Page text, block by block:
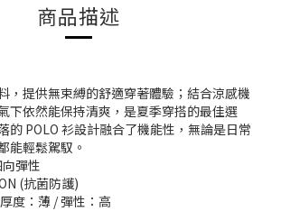
商品描述
，提供無束縛的舒適穿著體驗；結合涼感機
下依然能保持清爽，是夏季穿搭的最佳選
的 POLO 衫設計融合了機能性，無論是日常
能輕鬆駕馭。
彈性
(抗菌防護)
度：薄 / 彈性：高